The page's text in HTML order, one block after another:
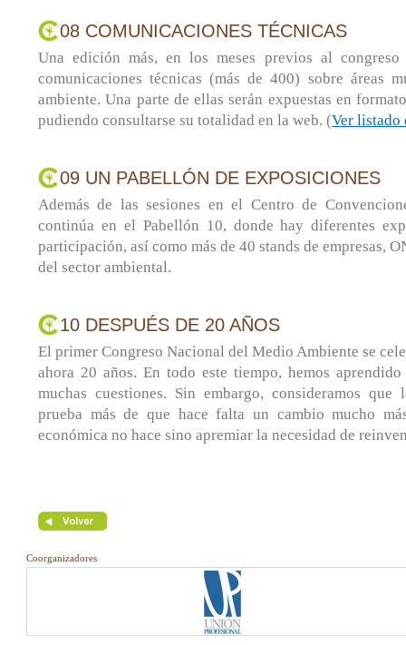
08 COMUNICACIONES TÉCNICAS
Una edición más, en los meses previos al
comunicaciones técnicas (más de 400) sobre áreas
ambiente. Una parte de ellas serán expuestas en
pudiendo consultarse su totalidad en la web. (Ver listado
09 UN PABELLÓN DE EXPOSICIONES
Además de las sesiones en el Centro de
continúa en el Pabellón 10, donde hay diferentes
participación, así como más de 40 stands de empresas,
del sector ambiental.
10 DESPUÉS DE 20 AÑOS
El primer Congreso Nacional del Medio Ambiente se
ahora 20 años. En todo este tiempo, hemos
muchas cuestiones. Sin embargo, consideramos
prueba más de que hace falta un cambio mucho
económica no hace sino apremiar la necesidad de
Coorganizadores